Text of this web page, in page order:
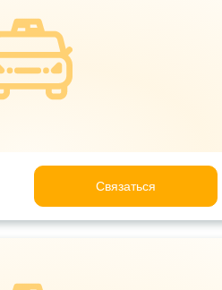
Связаться